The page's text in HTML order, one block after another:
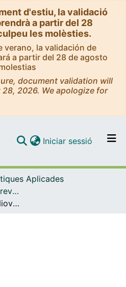
d'estiu, la validació
a partir del 28
les molèsties.
verano, la validación de
a partir del 28 de agosto
document validation will
2026. We apologize for
Navega per tot el DD
Iniciar sessió (current)
Aplicades
Articles publicats en revistes (Didàctiques Aplicades)
Lo siniestro en el audiovisual: Caracterizaciones sonoras